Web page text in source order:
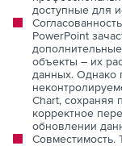
доступные для
PowerPoint
объекты – их
данных. Однако
Chart, сохраняя
корректное
обновлении
Совместимость.